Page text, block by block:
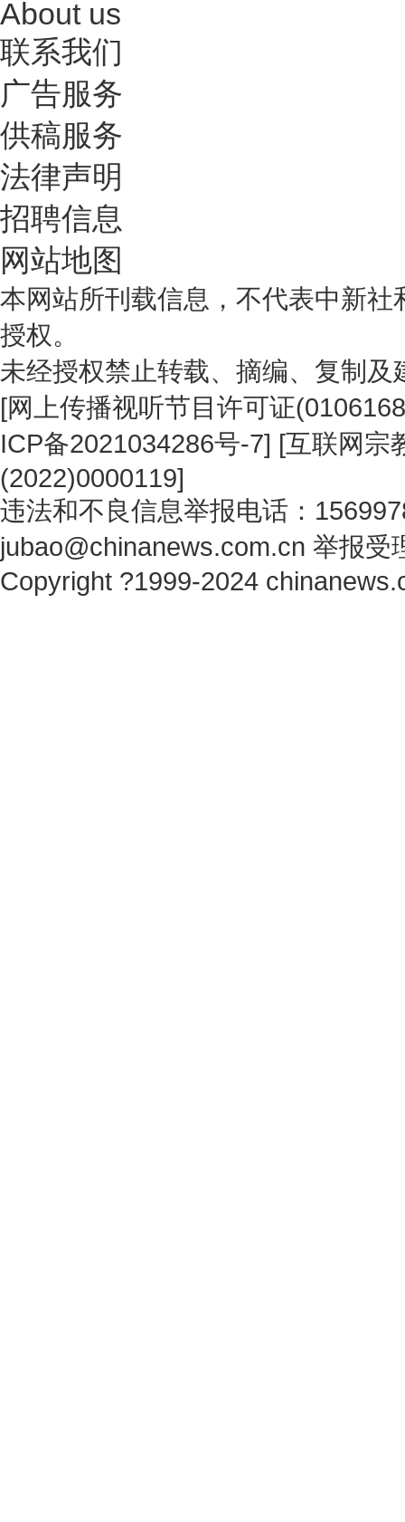
About us
联系我们
广告服务
供稿服务
法律声明
招聘信息
网站地图
本网站所刊载信息，不代表中新
授权。
未经授权禁止转载、摘编、复制
[网上传播视听节目许可证
ICP备2021034286号-7] [互联网宗
(2022)0000119]
违法和不良信息举报电话：
jubao@chinanews.com.cn 举报受
Copyright ?1999-2024